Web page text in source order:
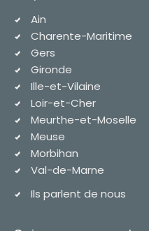
Ain
Charente-Maritime
Gers
Gironde
Ille-et-Vilaine
Loir-et-Cher
Meurthe-et-Moselle
Meuse
Morbihan
Val-de-Marne
Ils parlent de nous